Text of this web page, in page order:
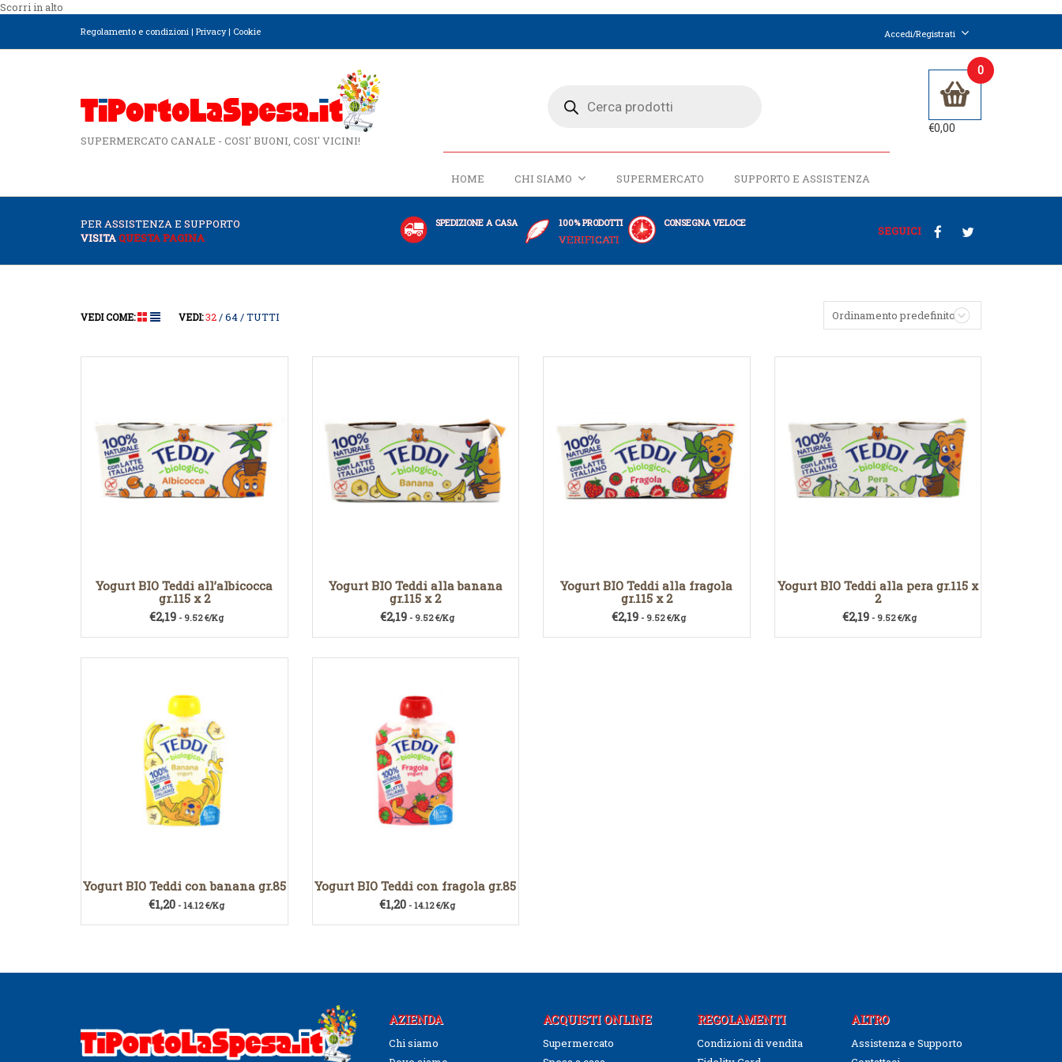
Scorri in alto
Regolamento e condizioni | Privacy| Cookie Accedi/Registrati
SUPERMERCATO CANALE - COSI' BUONI, COSI' VICINI!
HOME CHI SIAMO SUPERMERCATO SUPPORTO E ASSISTENZA
0
€0,00
PER ASSISTENZA E SUPPORTO
VISITAQUESTA PAGINA
SPEDIZIONE A CASA 100% PRODOTTI
VERIFICATI
CONSEGNA VELOCE
SEGUICI
Ordinamento predefinito
VEDI COME: VEDI:32 64 TUTTI
Yogurt BIO Teddi all’albicocca
gr.115 x 2
€2,19- 9.52 €/Kg
Yogurt BIO Teddi alla banana
gr.115 x 2
€2,19 - 9.52 €/Kg
Yogurt BIO Teddi alla fragola
gr.115 x 2
€2,19- 9.52 €/Kg
Yogurt BIO Teddi alla pera gr.115 x
2
€2,19 - 9.52 €/Kg
Yogurt BIO Teddi con banana gr.85
€1,20- 14.12 €/Kg
Yogurt BIO Teddi con fragola gr.85
€1,20 - 14.12 €/Kg
AZIENDA
Chi siamo
ACQUISTI ONLINE
Supermercato
REGOLAMENTI
Condizioni di vendita
ALTRO
Assistenza e Supporto